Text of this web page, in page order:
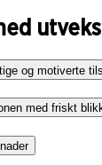
og motiverte
med friskt